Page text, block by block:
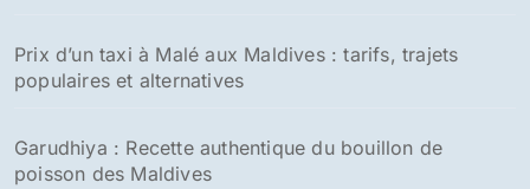
Prix d’un taxi à Malé aux Maldives : tarifs, trajets
populaires et alternatives
Garudhiya : Recette authentique du bouillon de
poisson des Maldives